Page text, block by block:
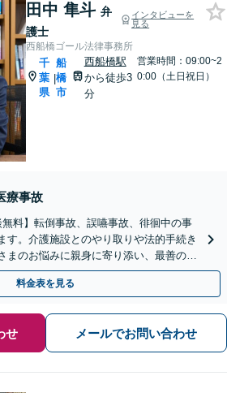
田中 隼斗 弁
護士
インタビューを
見る
西船橋ゴール法律事務所
千
葉
県
|
船
橋
市
西船橋駅
から徒歩3
分
営業時間：09:00~2
0:00（土日祝日）
療事故
無料】転倒事故、誤嚥事故、徘徊中の事
す。介護施設とのやり取りや法的手続き
まのお悩みに親身に寄り添い、最善の結
します。
料金表を見る
せ メールでお問い合わせ